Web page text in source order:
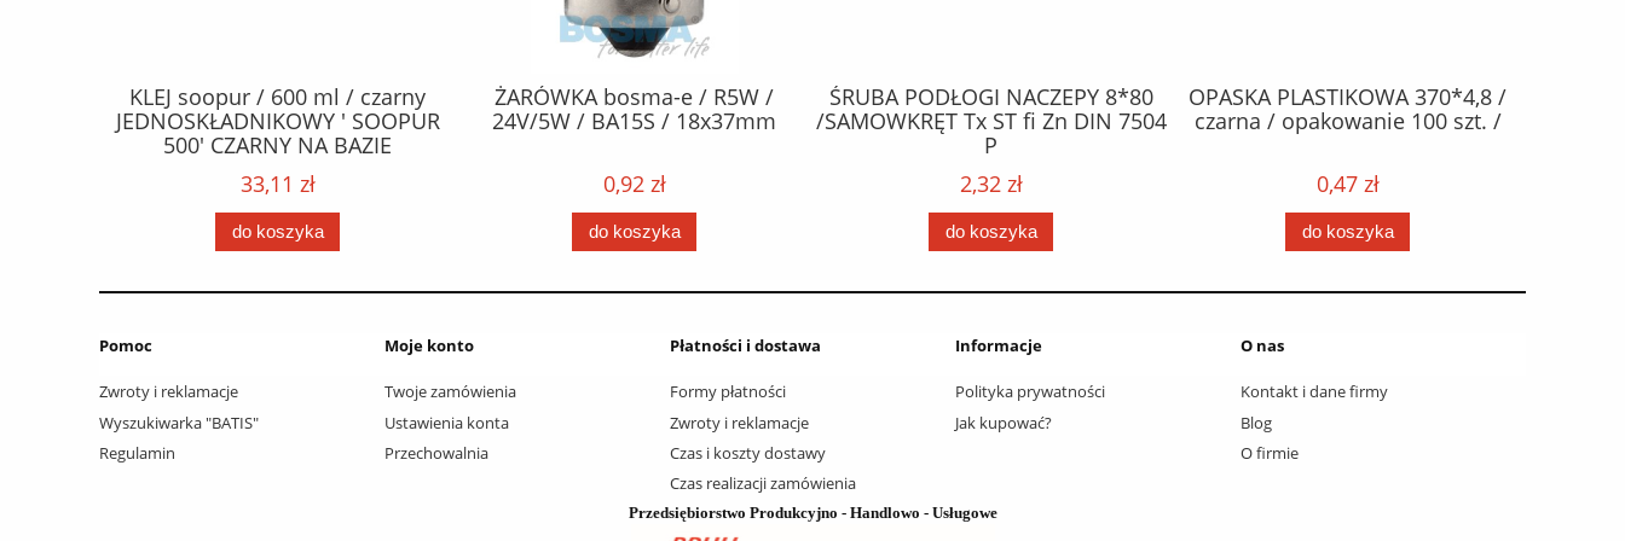
KLEJ soopur / 600 ml / czarny
JEDNOSKŁADNIKOWY ' SOOPUR
500' CZARNY NA BAZIE
POLIURETANU/ kolor - czarny /
karton 20 szt. / pistolet do kleju
307730 /
33,11 zł
do koszyka
ŻARÓWKA bosma-e / R5W /
24V/5W / BA15S / 18x37mm
0,92 zł
do koszyka
ŚRUBA PODŁOGI NACZEPY 8*80
/SAMOWKRĘT Tx ST fi Zn DIN 7504
P
2,32 zł
do koszyka
OPASKA PLASTIKOWA 370*4,8 /
czarna / opakowanie 100 szt. /
0,47 zł
do koszyka
Pomoc
Zwroty i reklamacje
Wyszukiwarka "BATIS"
Regulamin
Moje konto
Twoje zamówienia
Ustawienia konta
Przechowalnia
Płatności i dostawa
Formy płatności
Zwroty i reklamacje
Czas i koszty dostawy
Czas realizacji zamówienia
Informacje
Polityka prywatności
Jak kupować?
O nas
Kontakt i dane firmy
Blog
O firmie
Przedsiębiorstwo Produkcyjno - Handlowo - Usługowe